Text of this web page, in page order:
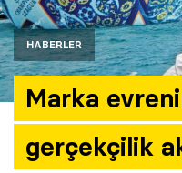
HABERLER
Marka
gerçekçilik